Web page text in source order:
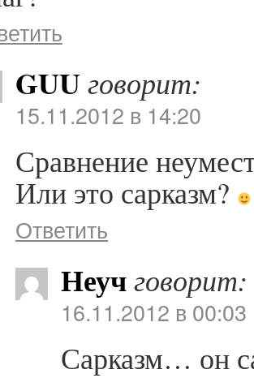
GUUговорит:
15.11.2012 в 14:20
Сравнение
Или это сарказм?
Ответить
Неучговорит:
16.11.2012 в 00:03
Сарказм… он